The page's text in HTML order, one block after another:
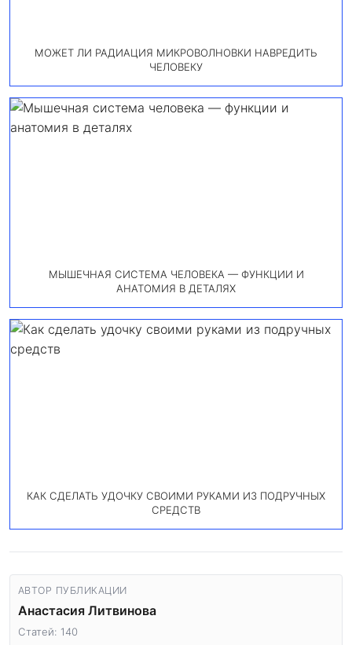
МОЖЕТ ЛИ РАДИАЦИЯ МИКРОВОЛНОВКИ НАВРЕДИТЬ
ЧЕЛОВЕКУ
МЫШЕЧНАЯ СИСТЕМА ЧЕЛОВЕКА — ФУНКЦИИ И
АНАТОМИЯ В ДЕТАЛЯХ
КАК СДЕЛАТЬ УДОЧКУ СВОИМИ РУКАМИ ИЗ ПОДРУЧНЫХ
СРЕДСТВ
АВТОР ПУБЛИКАЦИИ
Анастасия Литвинова
Статей: 140